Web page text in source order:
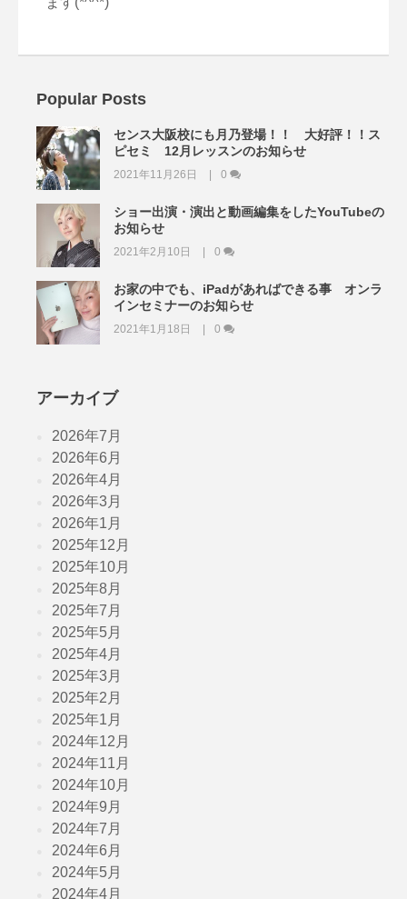
Popular Posts
センス大阪校にも月乃登場！！ 大好評！！ス
ピセミ 12月レッスンのお知らせ
2021年11月26日 0
ショー出演・演出と動画編集をしたYouTubeの
お知らせ
2021年2月10日 0
お家の中でも、iPadがあればできる事 オンラ
インセミナーのお知らせ
2021年1月18日 0
アーカイブ
2026年7月
2026年6月
2026年4月
2026年3月
2026年1月
2025年12月
2025年10月
2025年8月
2025年7月
2025年5月
2025年4月
2025年3月
2025年2月
2025年1月
2024年12月
2024年11月
2024年10月
2024年9月
2024年7月
2024年6月
2024年5月
2024年4月